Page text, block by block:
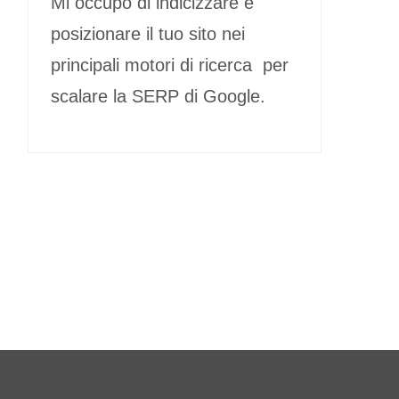
posizionare il tuo sito nei
principali motori di ricerca per
scalare la SERP di Google.